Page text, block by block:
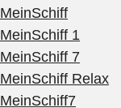
MeinSchiff
MeinSchiff 1
MeinSchiff 7
MeinSchiff Relax
MeinSchiff7